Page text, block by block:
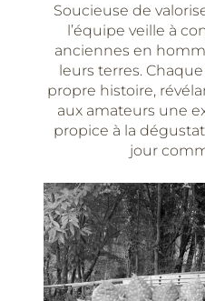
Soucieuse de
l’équipe veille à
anciennes en
leurs terres.
propre histoire,
aux amateurs une
propice à la
jour